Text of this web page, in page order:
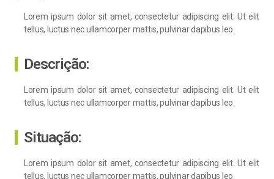
Lorem ipsum dolor sit amet, consectetur adipiscing elit. Ut elit
tellus, luctus nec ullamcorper mattis, pulvinar dapibus leo.
Descrição:
Lorem ipsum dolor sit amet, consectetur adipiscing elit. Ut elit
tellus, luctus nec ullamcorper mattis, pulvinar dapibus leo.
Situação:
Lorem ipsum dolor sit amet, consectetur adipiscing elit. Ut elit
tellus, luctus nec ullamcorper mattis, pulvinar dapibus leo.